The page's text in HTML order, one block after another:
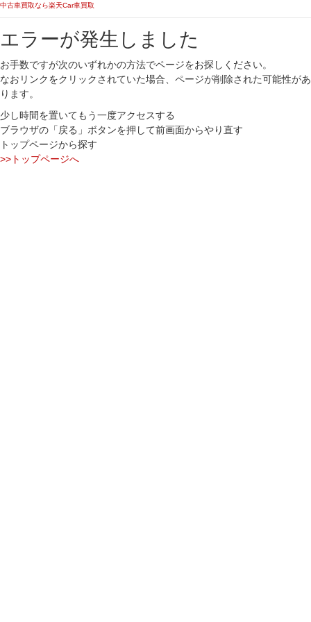
中古車買取なら楽天Car車買取
エラーが発生しました
お手数ですが次のいずれかの方法でページをお探しください。
なおリンクをクリックされていた場合、ページが削除された可能性があ
ります。
少し時間を置いてもう一度アクセスする
ブラウザの「戻る」ボタンを押して前画面からやり直す
トップページから探す
>>トップページへ